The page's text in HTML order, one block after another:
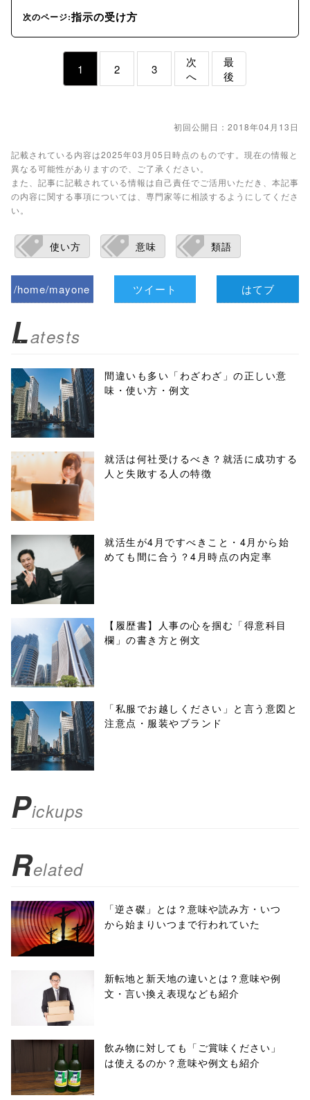
次のページ:指示の受け方
1 2 3
次
へ
最
後
初回公開日：2018年04月13日
記載されている内容は2025年03月05日時点のものです。現在の情報と
異なる可能性がありますので、ご了承ください。
また、記事に記載されている情報は自己責任でご活用いただき、本記事
の内容に関する事項については、専門家等に相談するようにしてくださ
い。
使い方 意味 類語
/home/mayone
biz.jp/public_ht
ml/wp-
content/themes
/tapbiz_theme/
parts/sns-
buttons.php on
line10
/1046656"
onclick="windo
w.open(this.hre
f, 'Gwindow',
'width=550,
height=450,
menubar=no,
toolbar=no,
scrollbars=yes'
false;"> シェア
ツイート はてブ
Latests
間違いも多い「わざわざ」の正しい意
味・使い方・例文
就活は何社受けるべき？就活に成功する
人と失敗する人の特徴
就活生が4月ですべきこと・4月から始
めても間に合う？4月時点の内定率
【履歴書】人事の心を掴む「得意科目
欄」の書き方と例文
「私服でお越しください」と言う意図と
注意点・服装やブランド
Pickups
Related
「逆さ磔」とは？意味や読み方・いつ
から始まりいつまで行われていた
新転地と新天地の違いとは？意味や例
文・言い換え表現なども紹介
飲み物に対しても「ご賞味ください」
は使えるのか？意味や例文も紹介